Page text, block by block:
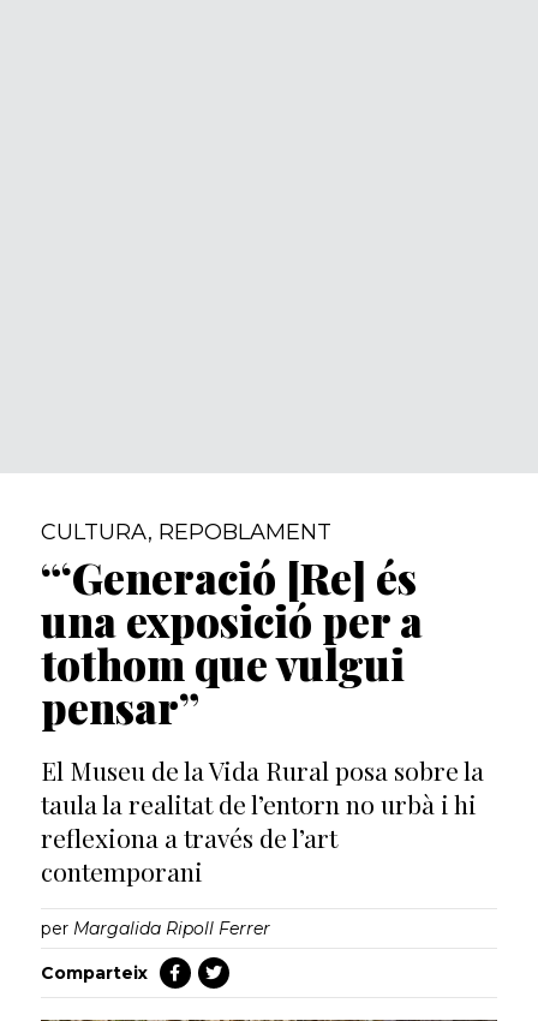
CULTURA, REPOBLAMENT
“‘Generació [Re] és
una exposició per a
tothom que vulgui
pensar”
El Museu de la Vida Rural posa sobre la
taula la realitat de l’entorn no urbà i hi
reflexiona a través de l’art
contemporani
per Margalida Ripoll Ferrer
Comparteix